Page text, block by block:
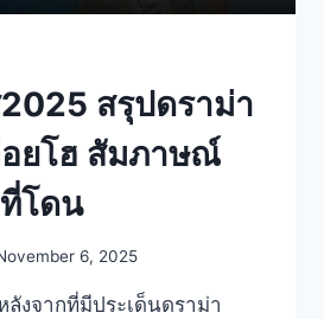
สรุปดราม่า
ยโฮ สัมภาษณ์
โดน
6, 2025
ลังจากที่มีประเด็นดราม่า